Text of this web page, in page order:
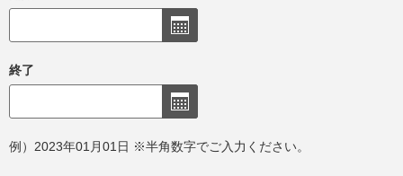
終了
例）2023年01月01日 ※半角数字でご入力ください。